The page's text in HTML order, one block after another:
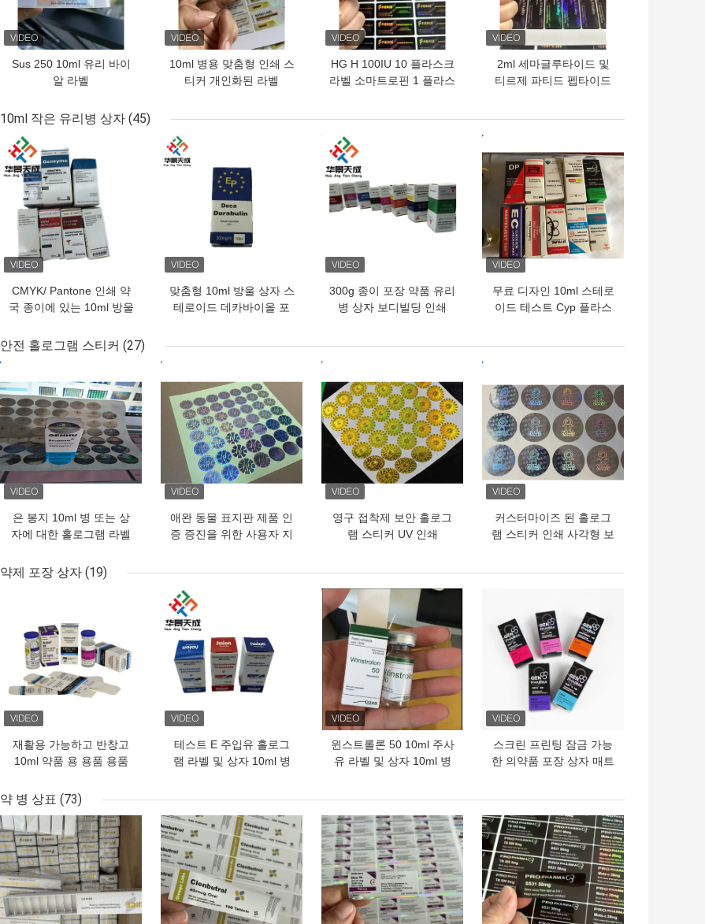
Sus 250 10ml 유리 바이
알 라벨
10ml 병용 맞춤형 인쇄 스
티커 개인화된 라벨
HG H 100IU 10 플라스크
라벨 소마트로핀 1 플라스
2ml 세마글루타이드 및
티르제 파티드 펩타이드
10ml 작은 유리병 상자 (45)
CMYK/ Pantone 인쇄 약
국 종이에 있는 10ml 방울
최고의 가격
맞춤형 10ml 방울 상자 스
테로이드 데카바이올 포
최고의 가격
300g 종이 포장 약품 유리
병 상자 보디빌딩 인쇄
최고의 가격
무료 디자인 10ml 스테로
이드 테스트 Cyp 플라스
안전 홀로그램 스티커 (27)
은 봉지 10ml 병 또는 상
자에 대한 홀로그램 라벨
애완 동물 표지판 제품 인
증 증진을 위한 사용자 지
영구 접착제 보안 홀로그
램 스티커 UV 인쇄
커스터마이즈 된 홀로그
램 스티커 인쇄 사각형 보
약제 포장 상자 (19)
재활용 가능하고 반창고
10ml 약품 용 용품 용품
테스트 E 주입유 홀로그
램 라벨 및 상자 10ml 병
최고의 가격
윈스트롤론 50 10ml 주사
유 라벨 및 상자 10ml 병
최고의 가격
스크린 프린팅 잠금 가능
한 의약품 포장 상자 매트
약 병 상표 (73)
최고의 가격 최고의 가격 최고의 가격 최고의 가격